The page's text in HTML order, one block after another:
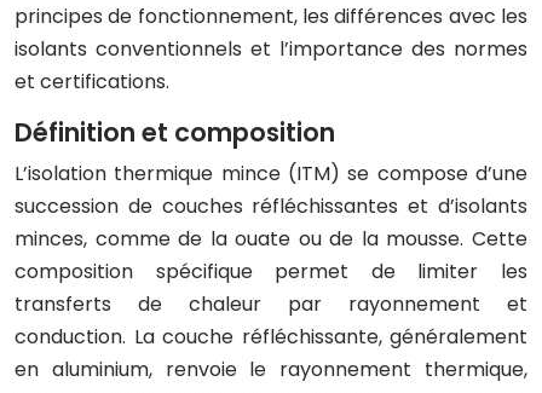
principes de fonctionnement, les différences avec les
isolants conventionnels et l’importance des normes
et certifications.
Définition et composition
L’isolation thermique mince (ITM) se compose d’une
succession de couches réfléchissantes et d’isolants
minces, comme de la ouate ou de la mousse. Cette
composition spécifique permet de limiter les
transferts de chaleur par rayonnement et
conduction. La couche réfléchissante, généralement
en aluminium, renvoie le rayonnement thermique,